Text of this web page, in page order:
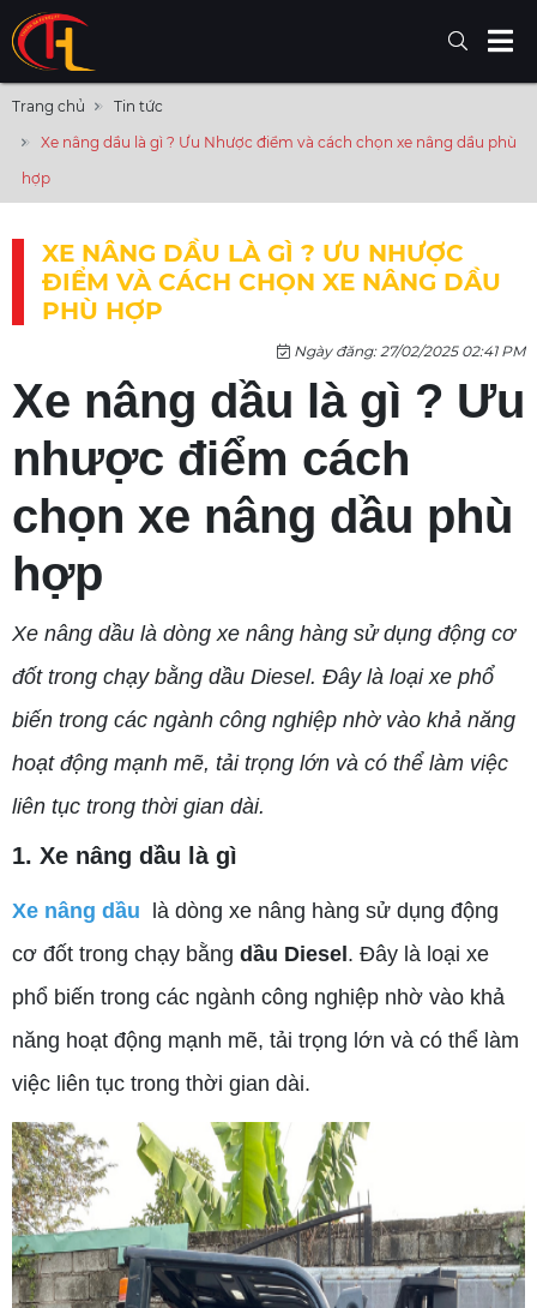
Trang chủ
Tin tức
Xe nâng dầu là gì ? Ưu Nhược điểm và cách chọn xe nâng dầu phù
hợp
XE NÂNG DẦU LÀ GÌ ? ƯU NHƯỢC
ĐIỂM VÀ CÁCH CHỌN XE NÂNG DẦU
PHÙ HỢP
Ngày đăng: 27/02/2025 02:41 PM
Xe nâng dầu là gì ? Ưu
nhược điểm cách
chọn xe nâng dầu phù
hợp
Xe nâng dầu là dòng xe nâng hàng sử dụng động cơ
đốt trong chạy bằng dầu Diesel. Đây là loại xe phổ
biến trong các ngành công nghiệp nhờ vào khả năng
hoạt động mạnh mẽ, tải trọng lớn và có thể làm việc
liên tục trong thời gian dài.
1. Xe nâng dầu là gì
Xe nâng dầu
là dòng xe nâng hàng sử dụng động
cơ đốt trong chạy bằng dầu Diesel . Đây là loại xe
phổ biến trong các ngành công nghiệp nhờ vào khả
năng hoạt động mạnh mẽ, tải trọng lớn và có thể làm
việc liên tục trong thời gian dài.